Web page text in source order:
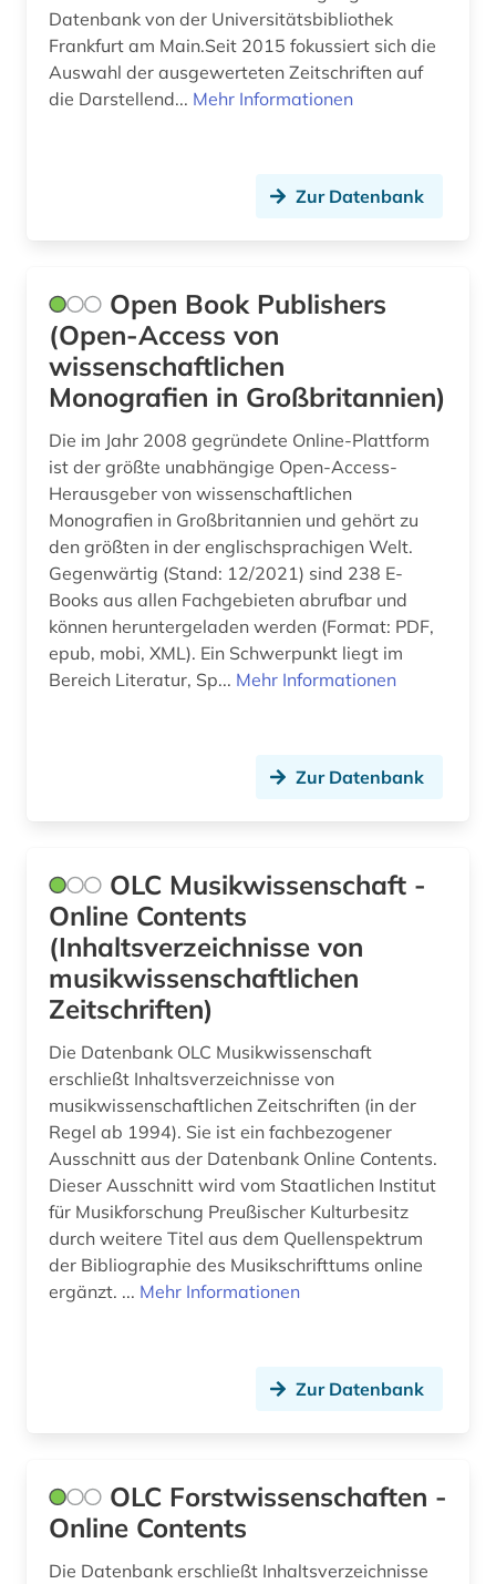
geschichte 1900 (1)
geschichte 1900- (1)
geschichte 1969-1990 (1)
geschichte 500-1500 (1)
geschichtswissenschaft (1)
geschichtswissenschaften (1)
geschlechterforschung (1)
geschmacksmuster (1)
gesprächsanalyse (1)
gesundheitsvorsorge (1)
gewerkschaft (1)
griechisch (1)
großbritannien (4)
gummi (1)
handelsmarke (1)
handschrift (1)
hebräisch (1)
heidegger, martin | philosoph; hochschullehrer;
wissenschaftler (1)
helmut schmidt (1)
hertz, heinrich | physiker; hochschullehrer;
wissenschaftler (1)
hispanos (1)
hochschuldidaktik (1)
Datenbank von der Universitätsbibliothek
Frankfurt am Main.Seit 2015 fokussiert sich die
Auswahl der ausgewerteten Zeitschriften auf
die Darstellend... Mehr Informationen
Zur Datenbank
Open Book Publishers
(Open-Access von
wissenschaftlichen
Monografien in Großbritannien)
Die im Jahr 2008 gegründete Online-Plattform
ist der größte unabhängige Open-Access-
Herausgeber von wissenschaftlichen
Monografien in Großbritannien und gehört zu
den größten in der englischsprachigen Welt.
Gegenwärtig (Stand: 12/2021) sind 238 E-
Books aus allen Fachgebieten abrufbar und
können heruntergeladen werden (Format: PDF,
epub, mobi, XML). Ein Schwerpunkt liegt im
Bereich Literatur, Sp... Mehr Informationen
Zur Datenbank
OLC Musikwissenschaft -
Online Contents
(Inhaltsverzeichnisse von
musikwissenschaftlichen
Zeitschriften)
Die Datenbank OLC Musikwissenschaft
erschließt Inhaltsverzeichnisse von
musikwissenschaftlichen Zeitschriften (in der
Regel ab 1994). Sie ist ein fachbezogener
Ausschnitt aus der Datenbank Online Contents.
Dieser Ausschnitt wird vom Staatlichen Institut
für Musikforschung Preußischer Kulturbesitz
durch weitere Titel aus dem Quellenspektrum
der Bibliographie des Musikschrifttums online
ergänzt. ... Mehr Informationen
Zur Datenbank
OLC Forstwissenschaften -
Online Contents
Die Datenbank erschließt Inhaltsverzeichnisse